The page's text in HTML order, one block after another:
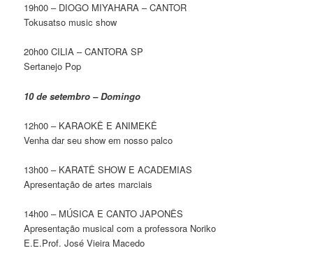
19h00 – DIOGO MIYAHARA – CANTOR
Tokusatso music show
20h00 CILIA – CANTORA SP
Sertanejo Pop
10 de setembro – Domingo
12h00 – KARAOKÊ E ANIMEKÊ
Venha dar seu show em nosso palco
13h00 – KARATÊ SHOW E ACADEMIAS
Apresentação de artes marciais
14h00 – MÚSICA E CANTO JAPONÊS
Apresentação musical com a professora Noriko
E.E.Prof. José Vieira Macedo